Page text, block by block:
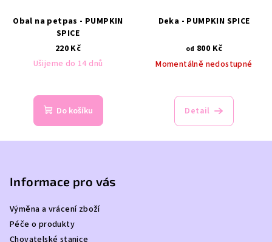
Obal na petpas - PUMPKIN
SPICE
220 Kč
Ušijeme do 14 dnů
Do košíku
Deka - PUMPKIN SPICE
od 800 Kč
Momentálně nedostupné
Detail
Informace pro vás
Výměna a vrácení zboží
Péče o produkty